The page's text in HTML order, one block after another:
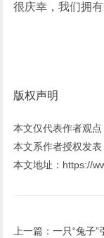
很庆幸，我们拥有
版权声明
本文仅代表作者观点
本文系作者授权发表
本文地址：https://
上一篇：一只“兔子